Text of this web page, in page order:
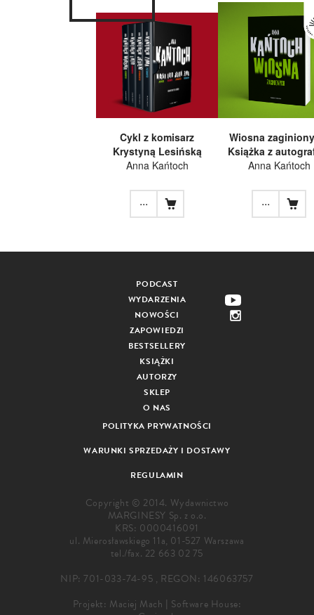
Cykl z komisarz
Krystyną Lesińską
Anna Kańtoch
...
Wiosna
Książka z
Anna Kańtoch
...
PODCAST
WYDARZENIA
NOWOŚCI
ZAPOWIEDZI
BESTSELLERY
KSIĄŻKI
AUTORZY
SKLEP
O NAS
POLITYKA PRYWATNOŚCI
WARUNKI SPRZEDAŻY I DOSTAWY
REGULAMIN
Copyright © 2014. Wydawnictwo
MARGINESY Sp. z o.o.
KRS: 0000416091
ul. Mierosławskiego 11a, 01-527 Warszawa
tel./fax. 22 663 02 75
NIP: 701-033-74-95 , REGON: 146063757
Projekt: Maciej Mach | Software House: